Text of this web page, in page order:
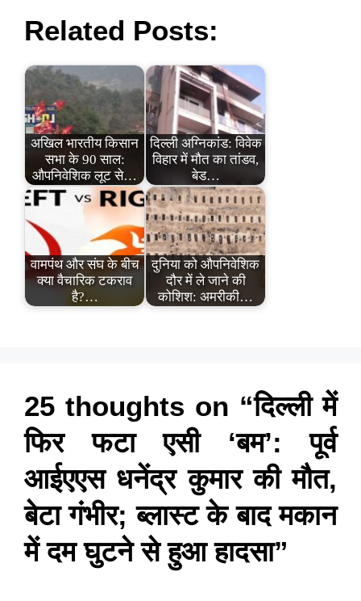
Related Posts:
अखिल भारतीय किसान
सभा के 90 साल:
औपनिवेशिक लूट से…
दिल्ली अग्निकांड: विवेक
विहार में मौत का तांडव,
बेड…
वामपंथ और संघ के बीच
क्या वैचारिक टकराव
है?…
दुनिया को औपनिवेशिक
दौर में ले जाने की
कोशिश: अमरीकी…
25 thoughts on “दिल्ली में
फिर फटा एसी ‘बम’: पूर्व
आईएएस धनेंद्र कुमार की मौत,
बेटा गंभीर; ब्लास्ट के बाद मकान
में दम घुटने से हुआ हादसा”